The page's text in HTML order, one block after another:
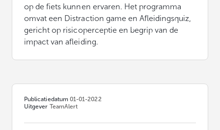
op de fiets kunnen ervaren. Het programma
omvat een Distraction game en Afleidingsquiz,
gericht op risicoperceptie en begrip van de
impact van afleiding.
Publicatiedatum 01-01-2022
Uitgever TeamAlert